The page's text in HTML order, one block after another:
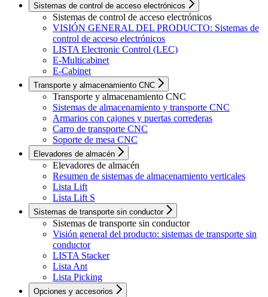
Sistemas de control de acceso electrónicos
Sistemas de control de acceso electrónicos
VISIÓN GENERAL DEL PRODUCTO: Sistemas de
control de acceso electrónicos
LISTA Electronic Control (LEC)
E-Multicabinet
E-Cabinet
Transporte y almacenamiento CNC
Transporte y almacenamiento CNC
Sistemas de almacenamiento y transporte CNC
Armarios con cajones y puertas correderas
Carro de transporte CNC
Soporte de mesa CNC
Elevadores de almacén
Elevadores de almacén
Resumen de sistemas de almacenamiento verticales
Lista Lift
Lista Lift S
Sistemas de transporte sin conductor
Sistemas de transporte sin conductor
Visión general del producto: sistemas de transporte sin
conductor
LISTA Stacker
Lista Ant
Lista Picking
Opciones y accesorios